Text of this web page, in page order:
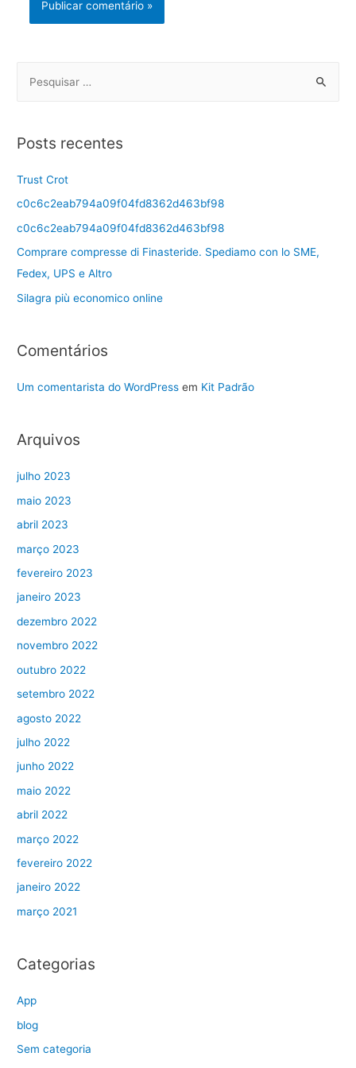
Posts recentes
Trust Crot
c0c6c2eab794a09f04fd8362d463bf98
c0c6c2eab794a09f04fd8362d463bf98
Comprare compresse di Finasteride. Spediamo con lo SME,
Fedex, UPS e Altro
Silagra più economico online
Comentários
Um comentarista do WordPress em Kit Padrão
Arquivos
julho 2023
maio 2023
abril 2023
março 2023
fevereiro 2023
janeiro 2023
dezembro 2022
novembro 2022
outubro 2022
setembro 2022
agosto 2022
julho 2022
junho 2022
maio 2022
abril 2022
março 2022
fevereiro 2022
janeiro 2022
março 2021
Categorias
App
blog
Sem categoria